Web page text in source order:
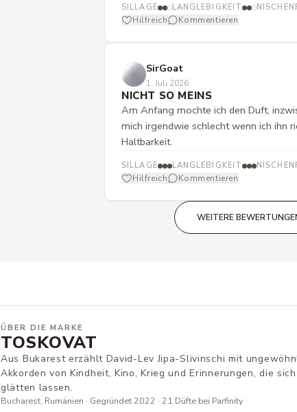
SILLAGE LANGLEBIGKEIT
Hilfreich Kommentieren
SirGoat
1. Juli 2026
NICHT SO MEINS
Am Anfang mochte ich den Duft,
mich irgendwie schlecht wenn ich ihn
Haltbarkeit.
SILLAGE LANGLEBIGKEIT
Hilfreich Kommentieren
WEITERE
ÜBER DIE MARKE
TOSKOVAT
Aus Bukarest erzählt David-Lev Jipa-Slivinschi mit
Akkorden von Kindheit, Kino, Krieg und Erinnerungen, die
glätten lassen.
Bucharest, Rumänien · Gegründet 2022 · 21 Düfte bei Parfinity